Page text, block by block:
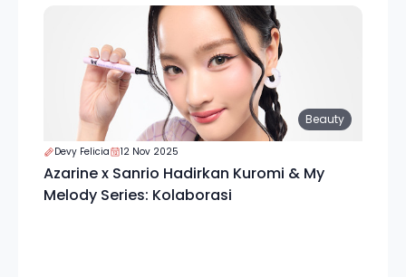
Beauty
Devy Felicia 12 Nov 2025
Azarine x Sanrio Hadirkan Kuromi & My
Melody Series: Kolaborasi